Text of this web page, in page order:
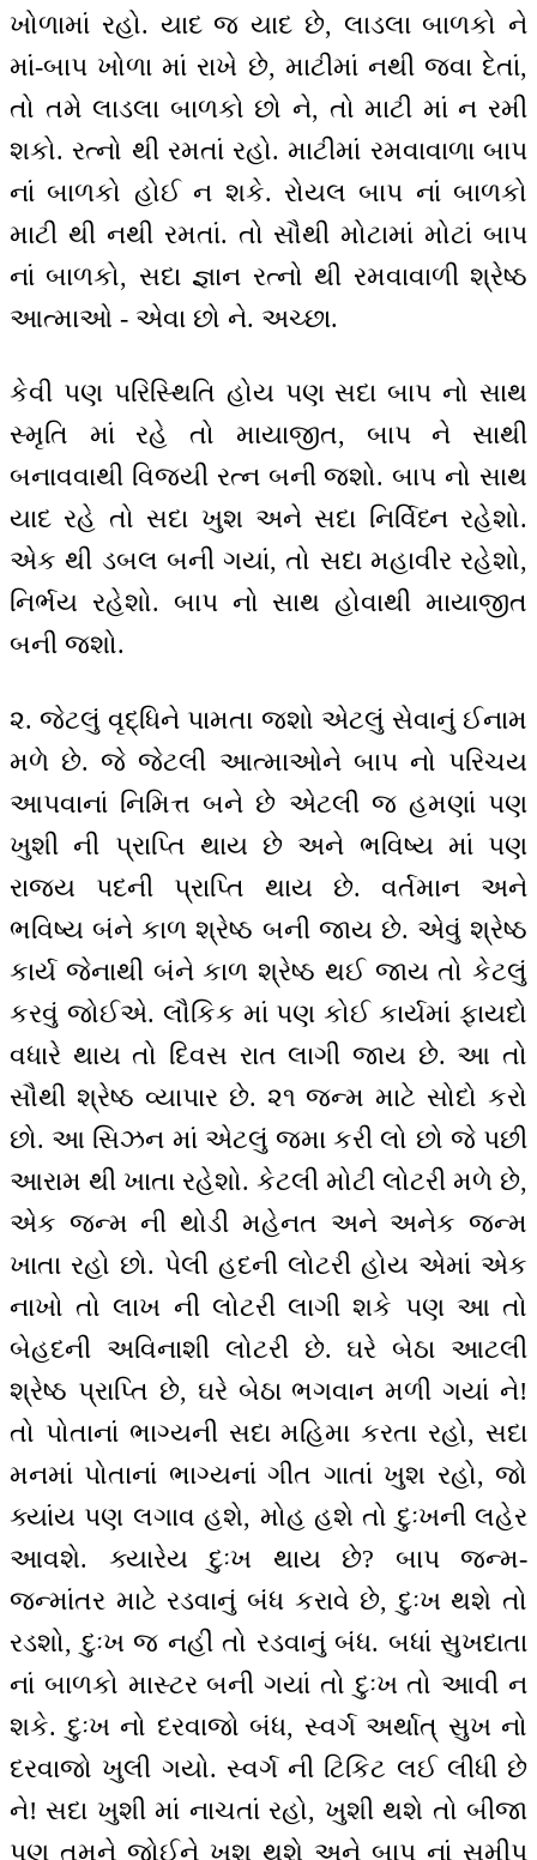
ખોળામાં રહો. યાદ જ યાદ છે, લાડલા બાળકો ને
માં-બાપ ખોળા માં રાખે છે, માટીમાં નથી જવા દેતાં,
તો તમે લાડલા બાળકો છો ને, તો માટી માં ન રમી
શકો. રત્નો થી રમતાં રહો. માટીમાં રમવાવાળા બાપ
નાં બાળકો હોઈ ન શકે. રોયલ બાપ નાં બાળકો
માટી થી નથી રમતાં. તો સૌથી મોટામાં મોટાં બાપ
નાં બાળકો, સદા જ્ઞાન રત્નો થી રમવાવાળી શ્રેષ્ઠ
આત્માઓ - એવા છો ને. અચ્છા.
કેવી પણ પરિસ્થિતિ હોય પણ સદા બાપ નો સાથ
સ્મૃતિ માં રહે તો માયાજીત, બાપ ને સાથી
બનાવવાથી વિજયી રત્ન બની જશો. બાપ નો સાથ
યાદ રહે તો સદા ખુશ અને સદા નિર્વિધ્ન રહેશો.
એક થી ડબલ બની ગયાં, તો સદા મહાવીર રહેશો,
નિર્ભય રહેશો. બાપ નો સાથ હોવાથી માયાજીત
બની જશો.
૨. જેટલું વૃદ્ધિને પામતા જશો એટલું સેવાનું ઈનામ
મળે છે. જે જેટલી આત્માઓને બાપ નો પરિચય
આપવાનાં નિમિત્ત બને છે એટલી જ હમણાં પણ
ખુશી ની પ્રાપ્તિ થાય છે અને ભવિષ્ય માં પણ
રાજ્ય પદની પ્રાપ્તિ થાય છે. વર્તમાન અને
ભવિષ્ય બંને કાળ શ્રેષ્ઠ બની જાય છે. એવું શ્રેષ્ઠ
કાર્ય જેનાથી બંને કાળ શ્રેષ્ઠ થઈ જાય તો કેટલું
કરવું જોઈએ. લૌકિક માં પણ કોઈ કાર્યમાં ફાયદો
વધારે થાય તો દિવસ રાત લાગી જાય છે. આ તો
સૌથી શ્રેષ્ઠ વ્યાપાર છે. ૨૧ જન્મ માટે સોદો કરો
છો. આ સિઝન માં એટલું જમા કરી લો છો જે પછી
આરામ થી ખાતા રહેશો. કેટલી મોટી લોટરી મળે છે,
એક જન્મ ની થોડી મહેનત અને અનેક જન્મ
ખાતા રહો છો. પેલી હદની લોટરી હોય એમાં એક
નાખો તો લાખ ની લોટરી લાગી શકે પણ આ તો
બેહદની અવિનાશી લોટરી છે. ઘરે બેઠા આટલી
શ્રેષ્ઠ પ્રાપ્તિ છે, ઘરે બેઠા ભગવાન મળી ગયાં ને!
તો પોતાનાં ભાગ્યની સદા મહિમા કરતા રહો, સદા
મનમાં પોતાનાં ભાગ્યનાં ગીત ગાતાં ખુશ રહો, જો
ક્યાંય પણ લગાવ હશે, મોહ હશે તો દુઃખની લહેર
આવશે. ક્યારેય દુઃખ થાય છે? બાપ જન્મ-
જન્માંતર માટે રડવાનું બંધ કરાવે છે, દુઃખ થશે તો
રડશો, દુઃખ જ નહીં તો રડવાનું બંધ. બધાં સુખદાતા
નાં બાળકો માસ્ટર બની ગયાં તો દુઃખ તો આવી ન
શકે. દુઃખ નો દરવાજો બંધ, સ્વર્ગ અર્થાત્ સુખ નો
દરવાજો ખુલી ગયો. સ્વર્ગ ની ટિકિટ લઈ લીધી છે
ને! સદા ખુશી માં નાચતાં રહો, ખુશી થશે તો બીજા
પણ તમને જોઈને ખુશ થશે અને બાપ નાં સમીપ